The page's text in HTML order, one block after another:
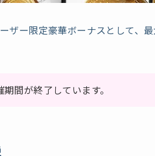
ザー限定豪華ボーナスとして、
間が終了しています。